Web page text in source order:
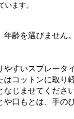
ます。
齢を選びません
いスプレータ
ットンに取り軽
ませてくださ
もとは、手のひ